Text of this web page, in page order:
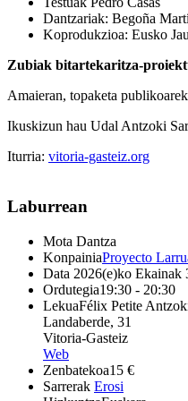
Dantzariak: Begoña
Koprodukzioa: Eusko
Zubiak bitartekaritza-
Amaieran, topaketa
Ikuskizun hau Udal Antzoki
Iturria: vitoria-gasteiz.org
Laburrean
Mota Dantza
KonpainiaProyecto
Data 2026(e)ko Ekainak
Ordutegia19:30 - 20:30
LekuaFélix Petite
Landaberde, 31
Vitoria-Gasteiz
Web
Zenbatekoa15 €
Sarrerak Erosi